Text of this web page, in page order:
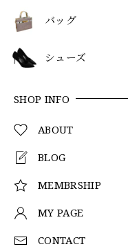
バッグ
シューズ
SHOP INFO
ABOUT
BLOG
MEMBRSHIP
MY PAGE
CONTACT